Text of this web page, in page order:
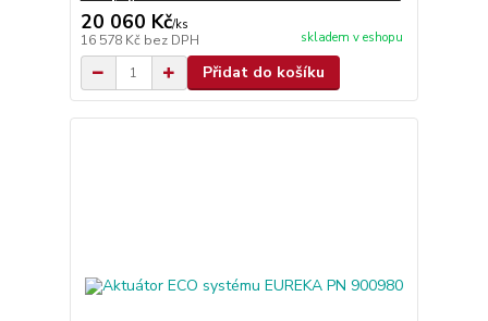
20 060 Kč/ks
16 578 Kč bez DPH skladem v eshopu
Přidat do košíku